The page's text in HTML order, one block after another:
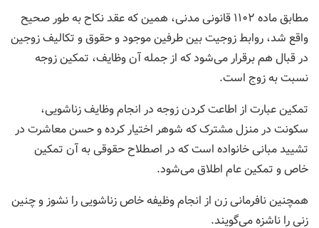
مطابق ماده ۱۱۰۲ قانونی مدنی، همین که عقد نکاح به طور صحیح
واقع شد، روابط زوجیت بین طرفین موجود و حقوق و تکالیف زوجین
در قبال هم برقرار می‌شود که از جمله آن وظایف، تمکین زوجه
نسبت به زوج است.
تمکین عبارت از اطاعت کردن زوجه در انجام وظایف زناشویی،
سکونت در منزل مشترک که شوهر اختیار کرده و حسن معاشرت در
تشیید مبانی خانواده است که در اصطلاح حقوقی به آن تمکین
خاص و تمکین عام اطلاق می‌شود.
همچنین نافرمانی زن از انجام وظیفه خاص زناشویی را نشوز و چنین
زنی را ناشزه می‌گویند.